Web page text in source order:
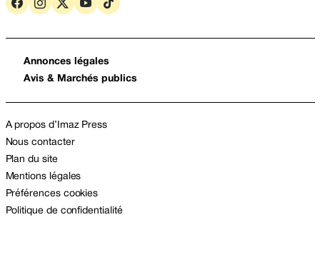
Annonces légales
Avis & Marchés publics
A propos d’Imaz Press
Nous contacter
Plan du site
Mentions légales
Préférences cookies
Politique de confidentialité